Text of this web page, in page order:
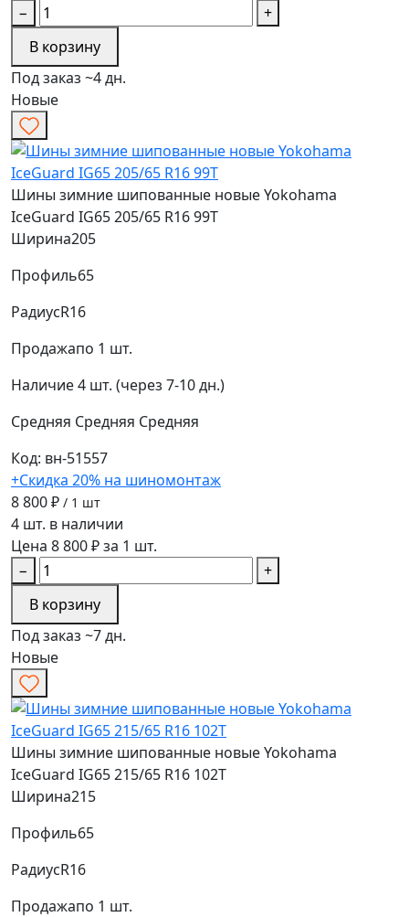
−
+
В корзину
Под заказ ~4 дн.
Новые
Шины зимние шипованные новые Yokohama
IceGuard IG65 205/65 R16 99T
Ширина205
Профиль65
РадиусR16
Продажапо 1 шт.
Наличие4 шт. (через 7-10 дн.)
Средняя Средняя Средняя
Код: вн-51557
+Скидка 20% на шиномонтаж
8 800 ₽ / 1 шт
4 шт. в наличии
Цена 8 800 ₽ за 1 шт.
−
+
В корзину
Под заказ ~7 дн.
Новые
Шины зимние шипованные новые Yokohama
IceGuard IG65 215/65 R16 102T
Ширина215
Профиль65
РадиусR16
Продажапо 1 шт.